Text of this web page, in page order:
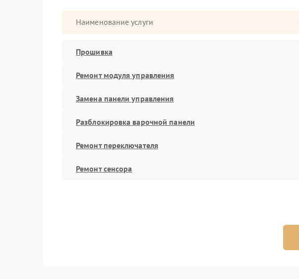
Наименование услуги
Прошивка
Ремонт модуля управления
Замена панели управления
Разблокировка варочной панели
Ремонт переключателя
Ремонт сенсора